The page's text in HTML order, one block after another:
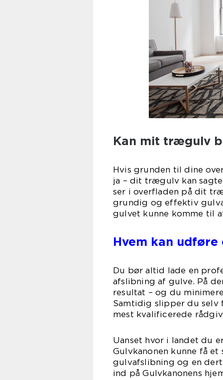
Kan mit trægulv
Hvis grunden til dine
ja – dit trægulv kan
ser i overfladen på dit
grundig og effektiv
gulvet kunne komme til
Hvem kan
Du bør altid lade en
afslibning af gulve. På
resultat – og du
Samtidig slipper du selv
mest kvalificerede
Uanset hvor i landet du
Gulvkanonen kunne få
gulvafslibning og en
ind på Gulvkanonens